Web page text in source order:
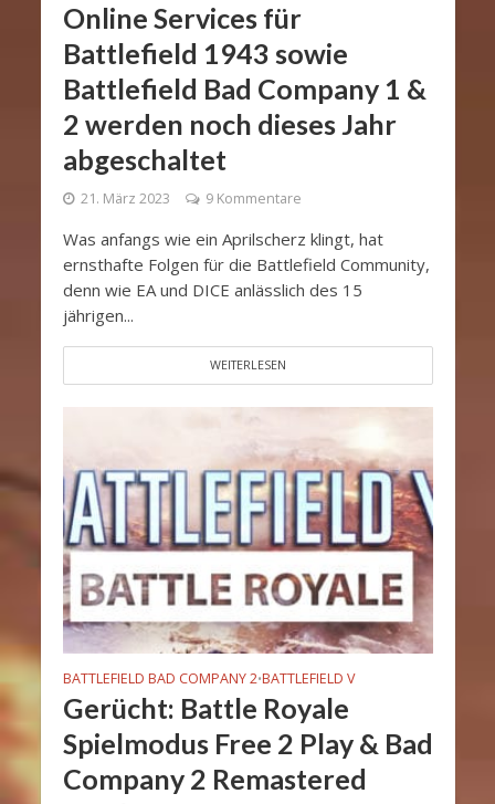
Online Services für
Battlefield 1943 sowie
Battlefield Bad Company 1 &
2 werden noch dieses Jahr
abgeschaltet
21. März 2023 9 Kommentare
Was anfangs wie ein Aprilscherz klingt, hat
ernsthafte Folgen für die Battlefield Community,
denn wie EA und DICE anlässlich des 15
jährigen...
WEITERLESEN
BATTLEFIELD BAD COMPANY 2•BATTLEFIELD V
Gerücht: Battle Royale
Spielmodus Free 2 Play & Bad
Company 2 Remastered